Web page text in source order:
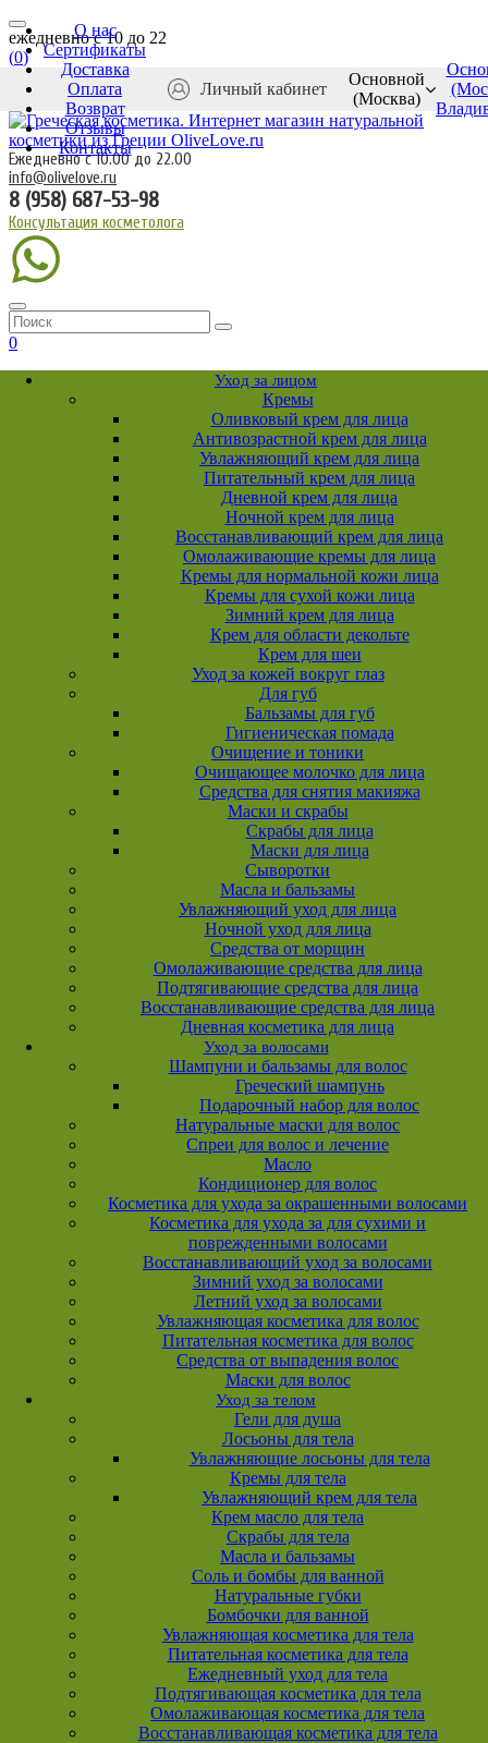
ежедневно c 10 до 22
(0)
О нас
Сертификаты
Доставка
Оплата
Возврат
Отзывы
Контакты
Личный кабинет
Основной
(Москва)
Ежедневно с 10.00 до 22.00
info@olivelove.ru
8 (958) 687-53-98
Консультация косметолога
0
Уход за лицом
Кремы
Оливковый крем для лица
Антивозрастной крем для лица
Увлажняющий крем для лица
Питательный крем для лица
Дневной крем для лица
Ночной крем для лица
Восстанавливающий крем для лица
Омолаживающие кремы для лица
Кремы для нормальной кожи лица
Кремы для сухой кожи лица
Зимний крем для лица
Крем для области декольте
Крем для шеи
Уход за кожей вокруг глаз
Для губ
Бальзамы для губ
Гигиеническая помада
Очищение и тоники
Очищающее молочко для лица
Средства для снятия макияжа
Маски и скрабы
Скрабы для лица
Маски для лица
Сыворотки
Масла и бальзамы
Увлажняющий уход для лица
Ночной уход для лица
Средства от морщин
Омолаживающие средства для лица
Подтягивающие средства для лица
Восстанавливающие средства для лица
Дневная косметика для лица
Уход за волосами
Шампуни и бальзамы для волос
Греческий шампунь
Подарочный набор для волос
Натуральные маски для волос
Спреи для волос и лечение
Масло
Кондиционер для волос
Косметика для ухода за окрашенными волосами
Косметика для ухода за для сухими и
поврежденными волосами
Восстанавливающий уход за волосами
Зимний уход за волосами
Летний уход за волосами
Увлажняющая косметика для волос
Питательная косметика для волос
Средства от выпадения волос
Маски для волос
Уход за телом
Гели для душа
Лосьоны для тела
Увлажняющие лосьоны для тела
Кремы для тела
Увлажняющий крем для тела
Крем масло для тела
Скрабы для тела
Масла и бальзамы
Соль и бомбы для ванной
Натуральные губки
Бомбочки для ванной
Увлажняющая косметика для тела
Питательная косметика для тела
Ежедневный уход для тела
Подтягивающая косметика для тела
Омолаживающая косметика для тела
Восстанавливающая косметика для тела